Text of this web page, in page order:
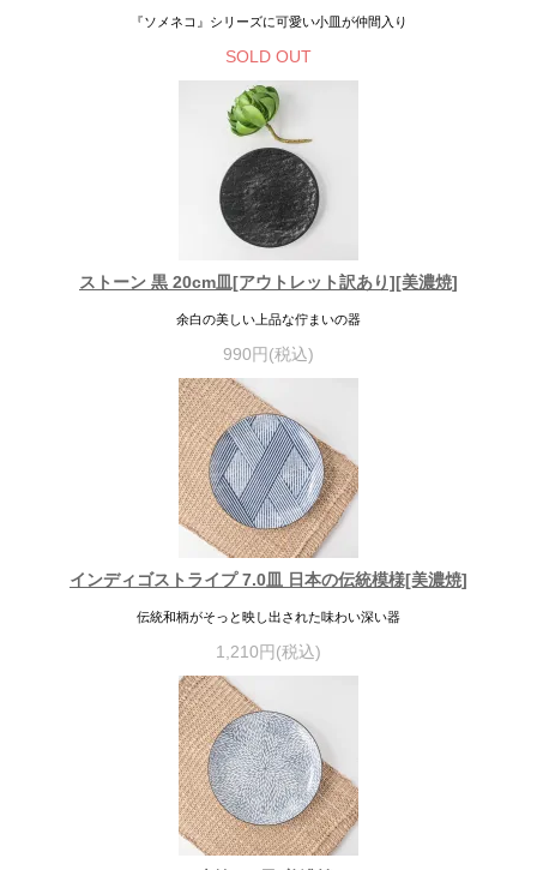
『ソメネコ』シリーズに可愛い小皿が仲間入り
SOLD OUT
ストーン 黒 20cm皿[アウトレット訳あり][美濃焼]
余白の美しい上品な佇まいの器
990円(税込)
インディゴストライプ 7.0皿 日本の伝統模様[美濃焼]
伝統和柄がそっと映し出された味わい深い器
1,210円(税込)